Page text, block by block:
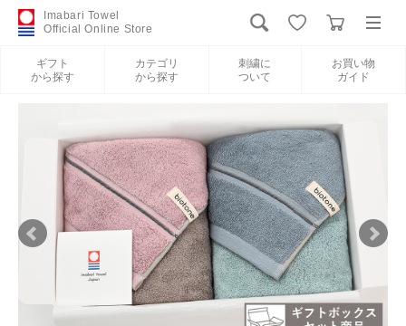
Imabari Towel
Official Online Store
ギフト
から探す
カテゴリ
から探す
刺繍に
ついて
お買い物
ガイド
新規会員登録
ギフトから探す
カテゴリから探す
刺繍について
お買い物ガイド